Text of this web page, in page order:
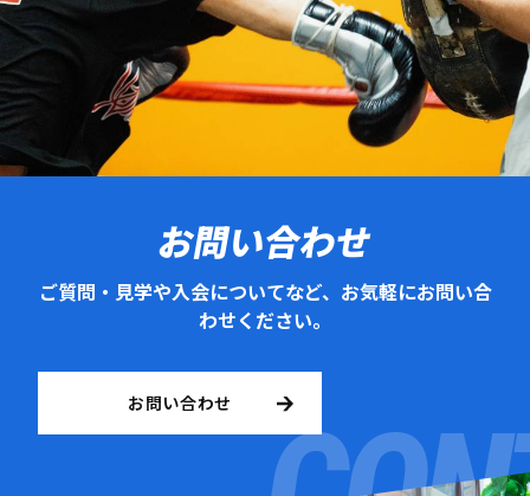
お問い合わせ
ご質問・見学や入会についてなど、お気軽にお問い合
わせください。
お問い合わせ